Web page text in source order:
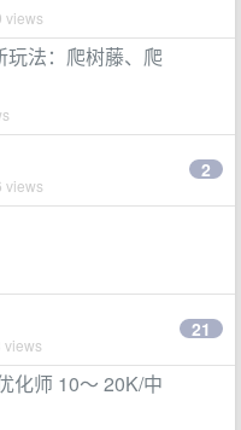
views
法：爬树藤、爬
views
2
views
21
化师 10～ 20K/中